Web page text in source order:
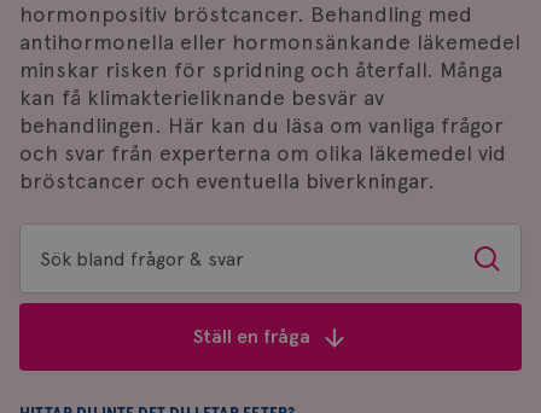
hormonpositiv bröstcancer. Behandling med
antihormonella eller hormonsänkande läkemedel
minskar risken för spridning och återfall. Många
kan få klimakterieliknande besvär av
behandlingen. Här kan du läsa om vanliga frågor
och svar från experterna om olika läkemedel vid
bröstcancer och eventuella biverkningar.
Sök
bland
&
Sök
Ställ en fråga